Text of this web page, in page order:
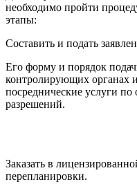
необходимо пройти
этапы:
Составить и подать
Его форму и порядок
контролирующих органах
посреднические услуги
разрешений.
Заказать в
перепланировки.